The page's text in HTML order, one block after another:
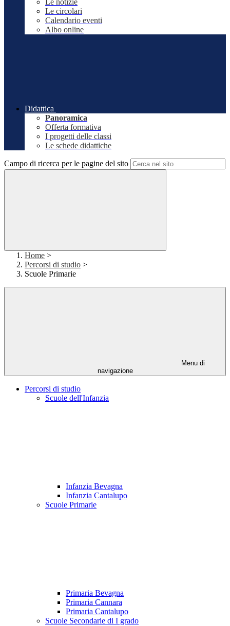
Le notizie
Le circolari
Calendario eventi
Albo online
Didattica
Panoramica
Offerta formativa
I progetti delle classi
Le schede didattiche
Campo di ricerca per le pagine del sito
Home >
Percorsi di studio >
Scuole Primarie
Menu di
navigazione
Percorsi di studio
Scuole dell'Infanzia
Infanzia Bevagna
Infanzia Cantalupo
Scuole Primarie
Primaria Bevagna
Primaria Cannara
Primaria Cantalupo
Scuole Secondarie di I grado